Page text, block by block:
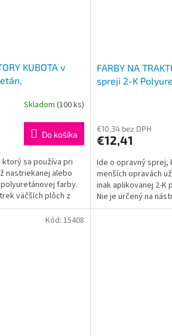
KUBOTA v
Skladom (100 ks)
Do košíka
sa používa pri
nastriekanej alebo
farby.
väčších plôch z
FARBY NA
spreji 2-K
€10,34 bez DPH
€12,41
Ide o opravný sprej,
menších opravách
inak aplikovanej 2-K
Nie je určený na
dôvodu...
Kód: 15408